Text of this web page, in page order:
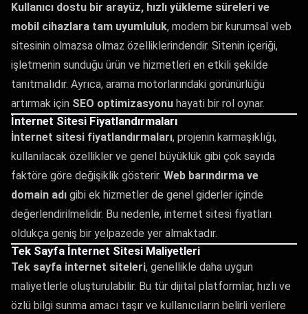
Kullanıcı dostu bir arayüz, hızlı yükleme süreleri ve
mobil cihazlara tam uyumluluk, modern bir kurumsal web
sitesinin olmazsa olmaz özelliklerindendir. Sitenin içeriği,
işletmenin sunduğu ürün ve hizmetleri en etkili şekilde
tanıtmalıdır. Ayrıca, arama motorlarındaki görünürlüğü
artırmak için SEO optimizasyonu hayati bir rol oynar.
İnternet Sitesi Fiyatlandırmaları
İnternet sitesi fiyatlandırmaları, projenin karmaşıklığı,
kullanılacak özellikler ve genel büyüklük gibi çok sayıda
faktöre göre değişiklik gösterir. Web barındırma ve
domain adı gibi ek hizmetler de genel giderler içinde
değerlendirilmelidir. Bu nedenle, internet sitesi fiyatları
oldukça geniş bir yelpazede yer almaktadır.
Tek Sayfa İnternet Sitesi Maliyetleri
Tek sayfa internet siteleri, genellikle daha uygun
maliyetlerle oluşturulabilir. Bu tür dijital platformlar, hızlı ve
özlü bilgi sunma amacı taşır ve kullanıcıların belirli verilere